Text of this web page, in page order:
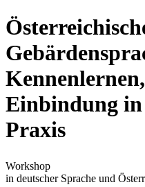
Einbindung
Praxis
Workshop
in deutscher Sprache und